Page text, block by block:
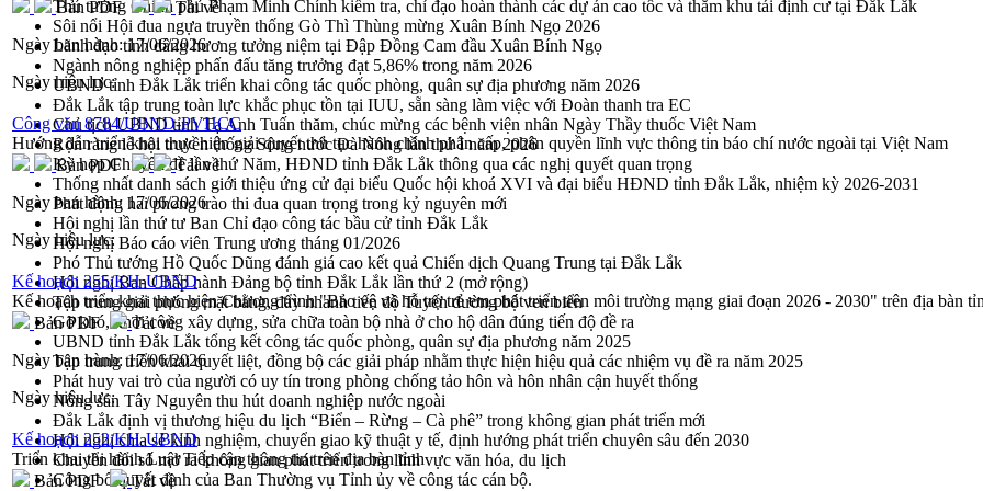
Thủ tướng Chính phủ Phạm Minh Chính kiểm tra, chỉ đạo hoàn thành các dự án cao tốc và thăm khu tái định cư tại Đắk Lắk
Sôi nổi Hội đua ngựa truyền thống Gò Thì Thùng mừng Xuân Bính Ngọ 2026
Lãnh đạo tỉnh dâng hương tưởng niệm tại Đập Đồng Cam đầu Xuân Bính Ngọ
Ngành nông nghiệp phấn đấu tăng trưởng đạt 5,86% trong năm 2026
UBND tỉnh Đắk Lắk triển khai công tác quốc phòng, quân sự địa phương năm 2026
Đắk Lắk tập trung toàn lực khắc phục tồn tại IUU, sẵn sàng làm việc với Đoàn thanh tra EC
Chủ tịch UBND tỉnh Tạ Anh Tuấn thăm, chúc mừng các bệnh viện nhân Ngày Thầy thuốc Việt Nam
Rộn ràng lễ hội truyền thống Sông nước Đà Nông lần thứ I năm 2026
Kỳ họp Chuyên đề lần thứ Năm, HĐND tỉnh Đắk Lắk thông qua các nghị quyết quan trọng
Thống nhất danh sách giới thiệu ứng cử đại biểu Quốc hội khoá XVI và đại biểu HĐND tỉnh Đắk Lắk, nhiệm kỳ 2026-2031
Phát động hai phong trào thi đua quan trọng trong kỷ nguyên mới
Hội nghị lần thứ tư Ban Chỉ đạo công tác bầu cử tỉnh Đắk Lắk
Hội nghị Báo cáo viên Trung ương tháng 01/2026
Phó Thủ tướng Hồ Quốc Dũng đánh giá cao kết quả Chiến dịch Quang Trung tại Đắk Lắk
Hội nghị Ban Chấp hành Đảng bộ tỉnh Đắk Lắk lần thứ 2 (mở rộng)
Tập trung giải phóng mặt bằng, đẩy nhanh tiến độ Tuyến đường bộ ven biển
Gỡ khó, khởi công xây dựng, sửa chữa toàn bộ nhà ở cho hộ dân đúng tiến độ đề ra
UBND tỉnh Đắk Lắk tổng kết công tác quốc phòng, quân sự địa phương năm 2025
Tập trung triển khai quyết liệt, đồng bộ các giải pháp nhằm thực hiện hiệu quả các nhiệm vụ đề ra năm 2025
Phát huy vai trò của người có uy tín trong phòng chống tảo hôn và hôn nhân cận huyết thống
Nông sản Tây Nguyên thu hút doanh nghiệp nước ngoài
Đắk Lắk định vị thương hiệu du lịch “Biển – Rừng – Cà phê” trong không gian phát triển mới
Hội nghị chia sẻ kinh nghiệm, chuyển giao kỹ thuật y tế, định hướng phát triển chuyên sâu đến 2030
Chuyển đổi số mở ra không gian phát triển trong lĩnh vực văn hóa, du lịch
Công bố quyết định của Ban Thường vụ Tỉnh ủy về công tác cán bộ.
Bản PDF
Tải về
Ngày ban hành:17/06/2026
Ngày hiệu lực:
Công văn 8784/UBND-PVHCC
Hướng dẫn triển khai thực hiện giải quyết thủ tục hành chính phân cấp, phân quyền lĩnh vực thông tin báo chí nước ngoài tại Việt Nam
Bản PDF
Tải về
Ngày ban hành: 17/06/2026
Ngày hiệu lực:
Kế hoạch 255/KH-UBND
Kế hoạch triển khai thực hiện Chương trình "Bảo vệ và hỗ trợ trẻ em phát triển trên môi trường mạng giai đoạn 2026 - 2030" trên địa bàn
Bản PDF
Tải về
Ngày ban hành:17/06/2026
Ngày hiệu lực:
Kế hoạch 252/KH-UBND
Triển khai thi hành Luật Tiếp cận thông tin trên địa bàn tỉnh
Bản PDF
Tải về